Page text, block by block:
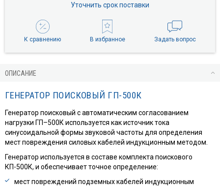
Уточнить срок поставки
К сравнению В избранное Задать вопрос
ОПИСАНИЕ
ГЕНЕРАТОР ПОИСКОВЫЙ ГП-500К
Генератор поисковый с автоматическим согласованием
нагрузки ГП–500К используется как источник тока
синусоидальной формы звуковой частоты для определения
мест повреждения силовых кабелей индукционным методом.
Генератор используется в составе комплекта поискового
КП-500К, и обеспечивает точное определение:
мест повреждений подземных кабелей индукционным